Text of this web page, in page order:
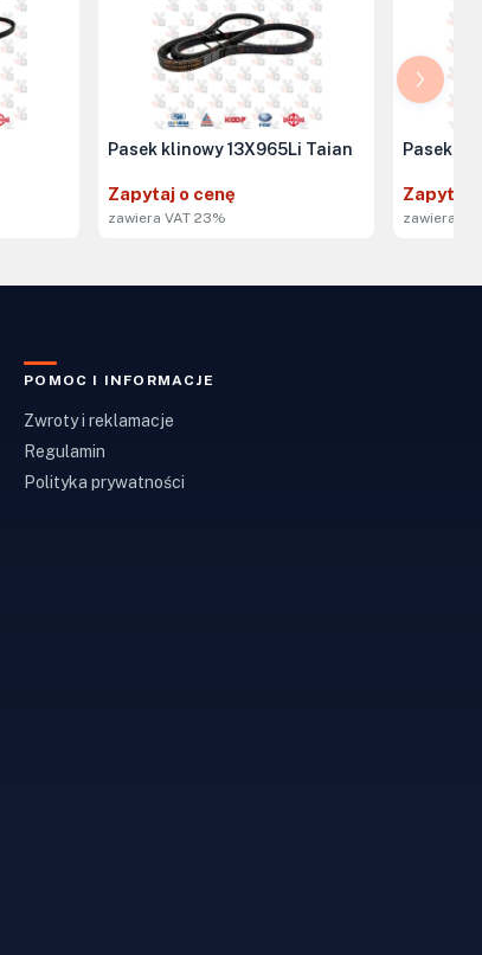
Pasek klinowy 13X965Li Taian
Zapytaj o cenę
zawiera VAT 23%
Pasek
Zapytaj
zawiera
POMOC I INFORMACJE
Zwroty i reklamacje
Regulamin
Polityka prywatności